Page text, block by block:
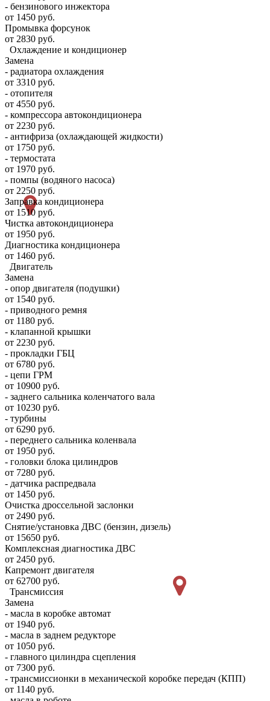
- бензинового инжектора
от 1450 руб.
Промывка форсунок
от 2830 руб.
Охлаждение и кондиционер
Замена
- радиатора охлаждения
от 3310 руб.
- отопителя
от 4550 руб.
- компрессора автокондиционера
от 2230 руб.
- антифриза (охлаждающей жидкости)
от 1750 руб.
- термостата
от 1970 руб.
- помпы (водяного насоса)
от 2250 руб.
Заправка кондиционера
от 1510 руб.
Чистка автокондиционера
от 1950 руб.
Диагностика кондиционера
от 1460 руб.
Двигатель
Замена
- опор двигателя (подушки)
от 1540 руб.
- приводного ремня
от 1180 руб.
- клапанной крышки
от 2230 руб.
- прокладки ГБЦ
от 6780 руб.
- цепи ГРМ
от 10900 руб.
- заднего сальника коленчатого вала
от 10230 руб.
- турбины
от 6290 руб.
- переднего сальника коленвала
от 1950 руб.
- головки блока цилиндров
от 7280 руб.
- датчика распредвала
от 1450 руб.
Очистка дроссельной заслонки
от 2490 руб.
Снятие/установка ДВС (бензин, дизель)
от 15650 руб.
Комплексная диагностика ДВС
от 2450 руб.
Капремонт двигателя
от 62700 руб.
Трансмиссия
Замена
- масла в коробке автомат
от 1940 руб.
- масла в заднем редукторе
от 1050 руб.
- главного цилиндра сцепления
от 7300 руб.
- трансмиссионки в механической коробке передач (КПП)
от 1140 руб.